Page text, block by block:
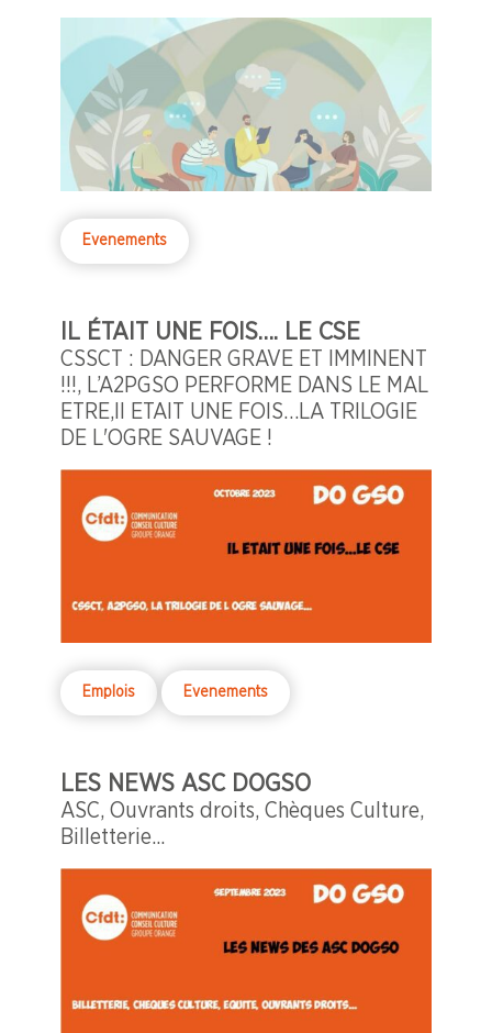
environnementaux pour Orange, Pacte
Pouvoir de Vivre.
Evenements
IL ÉTAIT UNE FOIS…. LE CSE
CSSCT : DANGER GRAVE ET IMMINENT
!!!, L’A2PGSO PERFORME DANS LE MAL
ETRE,Il ETAIT UNE FOIS…LA TRILOGIE
DE L'OGRE SAUVAGE !
Emplois Evenements
LES NEWS ASC DOGSO
ASC, Ouvrants droits, Chèques Culture,
Billetterie...